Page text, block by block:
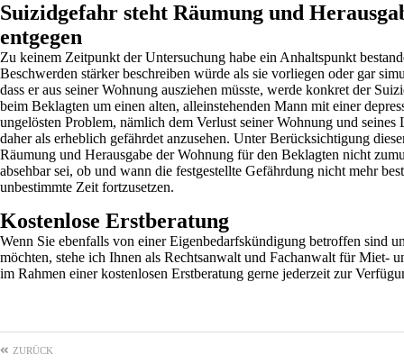
Suizidgefahr steht Räumung und
entgegen
Zu keinem Zeitpunkt der Untersuchung habe ein Anhaltspunkt
Beschwerden stärker beschreiben würde als sie vorliegen oder gar
dass er aus seiner Wohnung ausziehen müsste, werde konkret der
beim Beklagten um einen alten, alleinstehenden Mann mit einer
ungelösten Problem, nämlich dem Verlust seiner Wohnung und seines
daher als erheblich gefährdet anzusehen. Unter Berücksichtigung
Räumung und Herausgabe der Wohnung für den Beklagten nicht
absehbar sei, ob und wann die festgestellte Gefährdung nicht mehr
unbestimmte Zeit fortzusetzen.
Kostenlose Erstberatung
Wenn Sie ebenfalls von einer Eigenbedarfskündigung betroffen sind
möchten, stehe ich Ihnen als Rechtsanwalt und Fachanwalt für Miet-
im Rahmen einer kostenlosen Erstberatung gerne jederzeit zur
ZURÜCK